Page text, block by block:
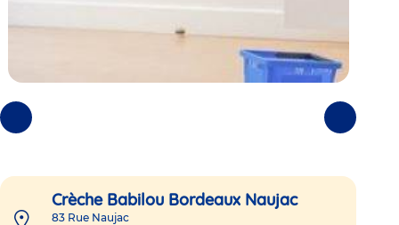
Photos
précédentes
Photos
suivantes
Crèche Babilou Bordeaux Naujac
83 Rue Naujac